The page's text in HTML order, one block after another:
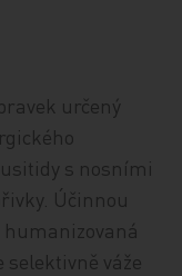
určený
s nosními
Účinnou
váže